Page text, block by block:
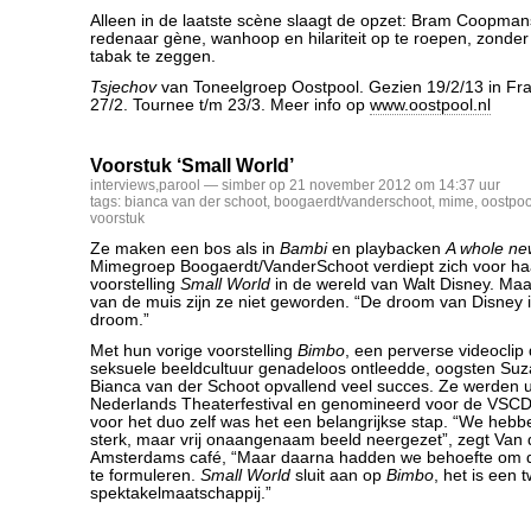
Alleen in de laatste scène slaagt de opzet: Bram
redenaar gène, wanhoop en hilariteit op te roepen,
tabak te zeggen.
Tsjechovvan Toneelgroep Oostpool. Gezien 19/2/13 in
27/2. Tournee t/m 23/3. Meer info op www.oostpool.nl
Voorstuk ‘Small World’
interviews,parool — simber op 21 november 2012 om 14:37 uur
tags: bianca van der schoot, boogaerdt/vanderschoot, mime,
voorstuk
Ze maken een bos als in Bambien playbackenA whole
Mimegroep Boogaerdt/VanderSchoot verdiept zich voor
voorstelling Small World in de wereld van Walt Disney.
van de muis zijn ze niet geworden. “De droom van Disney
droom.”
Met hun vorige voorstelling Bimbo, een perverse
seksuele beeldcultuur genadeloos ontleedde, oogsten
Bianca van der Schoot opvallend veel succes. Ze werden
Nederlands Theaterfestival en genomineerd voor de
voor het duo zelf was het een belangrijkse stap. “We
sterk, maar vrij onaangenaam beeld neergezet”, zegt Van
Amsterdams café, “Maar daarna hadden we behoefte om
te formuleren. Small World sluit aan op Bimbo, het is een
spektakelmaatschappij.”